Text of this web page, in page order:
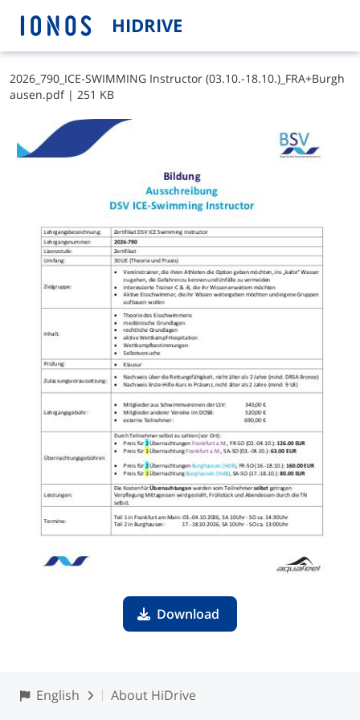
HIDRIVE
2​0​2​6​_​7​9​0​_​I​C​E​-​S​W​I​M​M​I​N​G​ ​I​n​s​t​r​u​c​t​o​r​ ​(​0​3​.​1​0​.​-​1​8​.​1​0​.​)​_​F​R​A​+​B​u​r​g​h​
a​u​s​e​n​.​p​d​f| 251 KB
Download
English About HiDrive